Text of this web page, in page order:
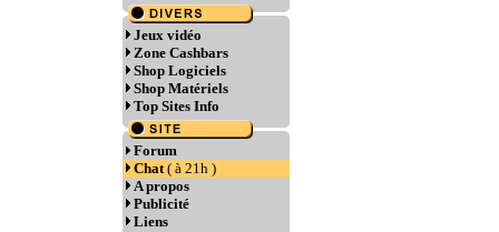
Jeux vidéo
Zone Cashbars
Shop Logiciels
Shop Matériels
Top Sites Info
Forum
Chat( à 21h )
A propos
Publicité
Liens